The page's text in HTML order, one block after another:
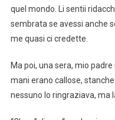
quel mondo. Li sentii
sembrata se avessi anche
me quasi ci credette.
Ma poi, una sera, mio
mani erano callose,
nessuno lo ringraziava, ma